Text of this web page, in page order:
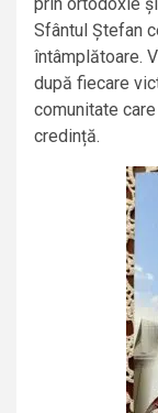
prin ortodoxie
Sfântul Ștefan
întâmplătoare.
după fiecare
comunitate
credință.